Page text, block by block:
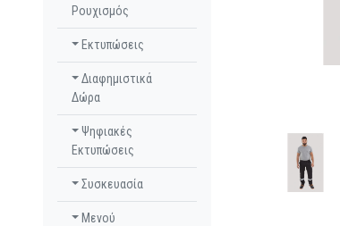
Ρουχισμός
Εκτυπώσεις
Διαφημιστικά
Δώρα
Ψηφιακές
Εκτυπώσεις
Συσκευασία
Μενού